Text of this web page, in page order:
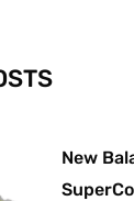
New